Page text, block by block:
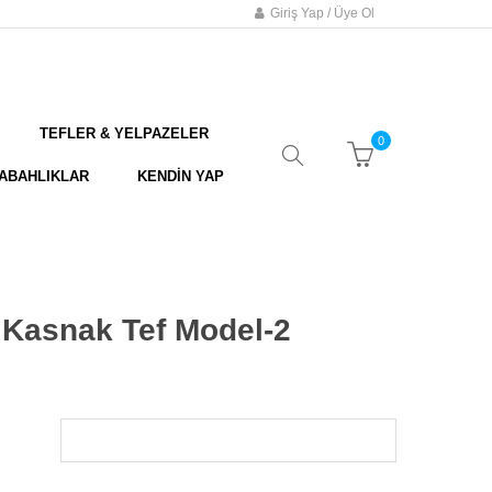
Giriş Yap / Üye Ol
TEFLER & YELPAZELER
KENDİN YAP
0
Tef Model-2